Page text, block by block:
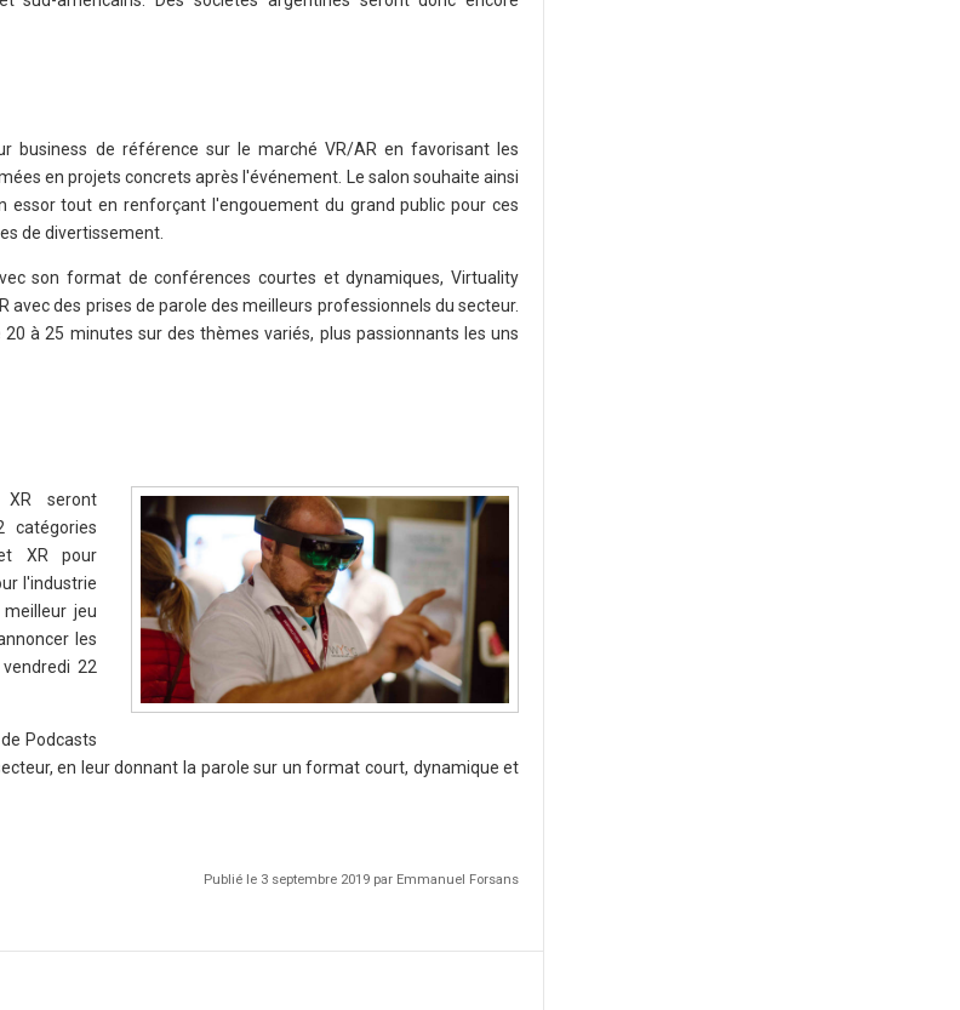
business de référence sur le marché VR/AR en favorisant les
en projets concrets après l'événement. Le salon souhaite ainsi
essor tout en renforçant l'engouement du grand public pour ces
de divertissement.
son format de conférences courtes et dynamiques, Virtuality
des prises de parole des meilleurs professionnels du secteur.
à 25 minutes sur des thèmes variés, plus passionnants les uns
seront
catégories
XR pour
l'industrie
jeu
les
22
Podcasts
en leur donnant la parole sur un format court, dynamique et
Publié le 3 septembre 2019 par Emmanuel Forsans